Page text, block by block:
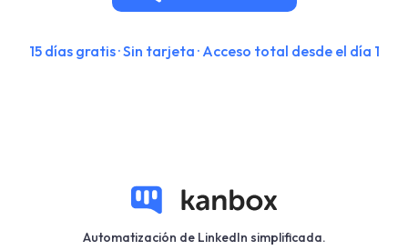
15 días gratis · Sin tarjeta · Acceso total desde el día 1
Automatización de LinkedIn simplificada.